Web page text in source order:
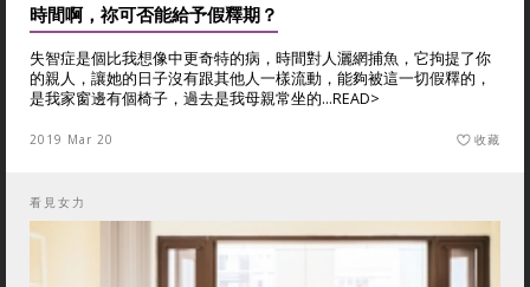
時間啊，祢可否能給予假釋期？
失智症是個比我想像中更奇特的病，時間對人灑網捕魚，它拘提了你
的親人，讓她的日子沒有跟其他人一樣流動，能夠被這一切假釋的，
是我家窗邊有個椅子，過去是我母親常坐的...READ>
2019 Mar 20 收藏
看見女力